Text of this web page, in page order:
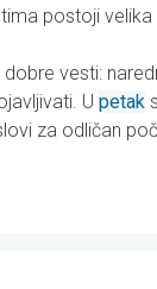
postoji velika
vesti:
U petak
za odličan